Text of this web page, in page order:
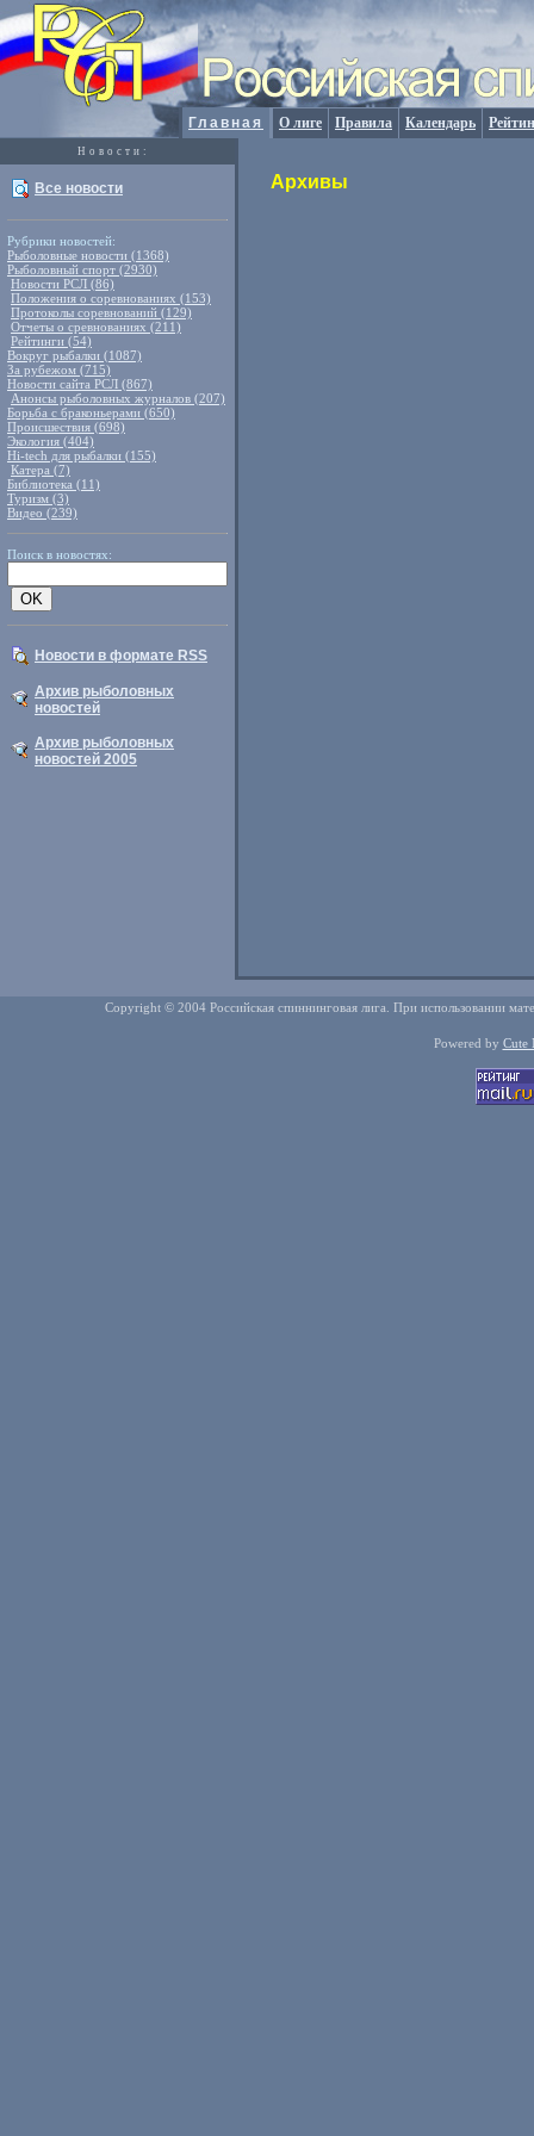
Главная О лиге Правила Календарь
Новости:
Все новости
Рубрики новостей:
Рыболовные новости (1368)
Рыболовный спорт (2930)
Новости РСЛ (86)
Положения о соревнованиях (153)
Протоколы соревнований (129)
Отчеты о сревнованиях (211)
Рейтинги (54)
Вокруг рыбалки (1087)
За рубежом (715)
Новости сайта РСЛ (867)
Анонсы рыболовных журналов (207)
Борьба с браконьерами (650)
Происшествия (698)
Экология (404)
Hi-tech для рыбалки (155)
Катера (7)
Библиотека (11)
Туризм (3)
Видео (239)
Поиск в новостях:
Новости в формате RSS
Архив рыболовных
новостей
Архив рыболовных
новостей 2005
Архивы
Copyright © 2004 Российская спиннинговая лига. При использовании
Powered by Cute